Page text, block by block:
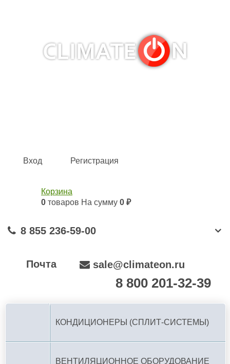
Вход Регистрация
Корзина
0 товаров На сумму 0 ₽
8 855 236-59-00
Почта sale@climateon.ru
8 800 201-32-39
КОНДИЦИОНЕРЫ (СПЛИТ-СИСТЕМЫ)
ВЕНТИЛЯЦИОННОЕ ОБОРУДОВАНИЕ